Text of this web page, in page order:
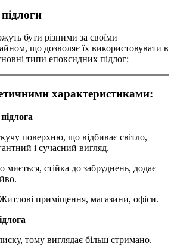
бути різними за своїми
що дозволяє їх використовувати в
типи епоксидних підлог:
характеристиками:
поверхню, що відбиває світло,
і сучасний вигляд.
миється, стійка до забруднень, додає
приміщення, магазини, офіси.
тому виглядає більш стримано.